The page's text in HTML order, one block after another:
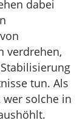
dabei
verdrehen,
tun. Als
solche in